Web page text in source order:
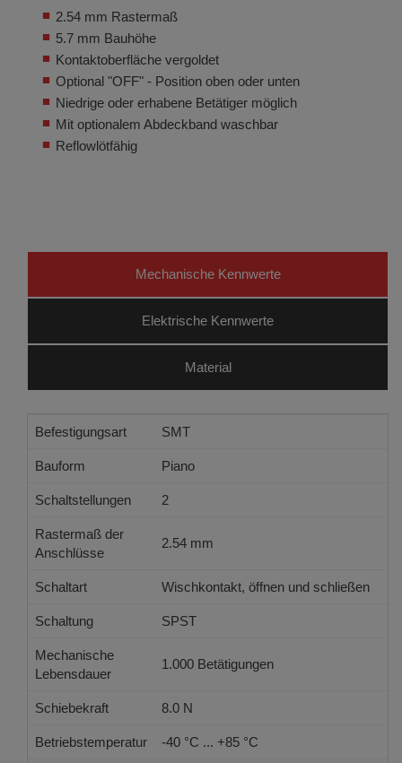
2.54 mm Rastermaß
5.7 mm Bauhöhe
Kontaktoberfläche vergoldet
Optional "OFF" - Position oben oder unten
Niedrige oder erhabene Betätiger möglich
Mit optionalem Abdeckband waschbar
Reflowlötfähig
Mechanische Kennwerte
Elektrische Kennwerte
Material
Befestigungsart SMT
Bauform Piano
Schaltstellungen 2
Rastermaß der
Anschlüsse
2.54 mm
Schaltart Wischkontakt, öffnen und schließen
Schaltung SPST
Mechanische
Lebensdauer
1.000 Betätigungen
Schiebekraft 8.0 N
Betriebstemperatur -40 °C ... +85 °C